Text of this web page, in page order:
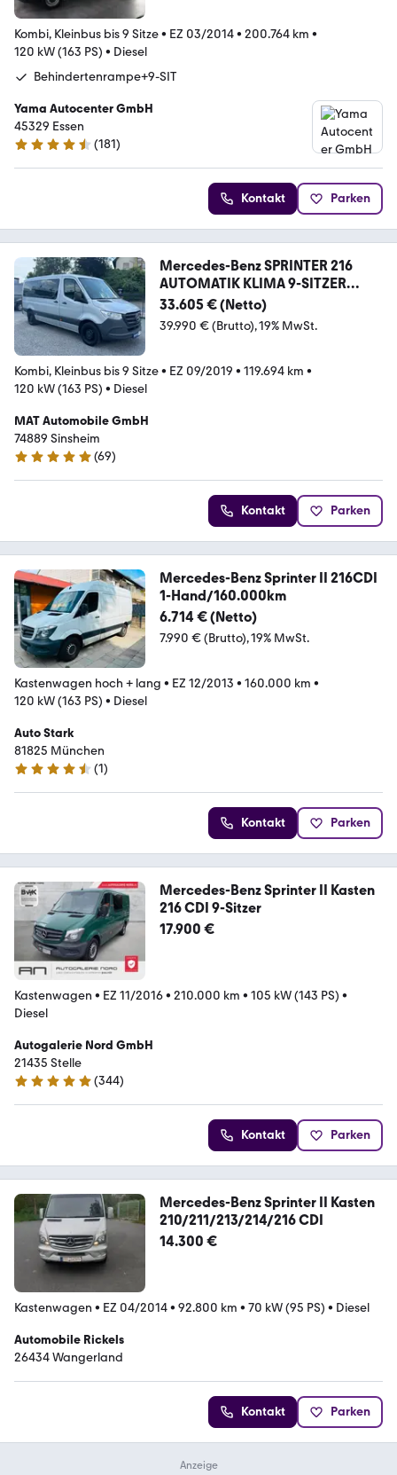
Kombi, Kleinbus bis 9 Sitze• EZ 03/2014• 200.764 km •
120 kW (163 PS) • Diesel
Behindertenrampe+9-SIT
Yama Autocenter GmbH
45329 Essen
4.7 Sterne
(181)
Kontakt Parken
Mercedes-Benz SPRINTER 216
AUTOMATIK KLIMA 9-SITZER
ISOFIX ASR
33.605 € (Netto)
39.990 € (Brutto) 19% MwSt.
Kombi, Kleinbus bis 9 Sitze• EZ 09/2019 • 119.694 km •
120 kW (163 PS) • Diesel
MAT Automobile GmbH
74889 Sinsheim
4.9 Sterne
(69)
Kontakt Parken
Mercedes-Benz Sprinter II 216CDI
1-Hand/160.000km
6.714 € (Netto)
7.990 € (Brutto) 19% MwSt.
Kastenwagen hoch + lang • EZ 12/2013 • 160.000 km •
120 kW (163 PS) • Diesel
Auto Stark
81825 München
4.3 Sterne
(1)
Kontakt Parken
Mercedes-Benz Sprinter II Kasten
216 CDI 9-Sitzer
17.900 €
Kastenwagen • EZ 11/2016• 210.000 km • 105 kW (143 PS) •
Diesel
Autogalerie Nord GmbH
21435 Stelle
4.8 Sterne
(344)
Kontakt Parken
Mercedes-Benz Sprinter II Kasten
210/211/213/214/216 CDI
14.300 €
Kastenwagen • EZ 04/2014• 92.800 km • 70 kW (95 PS) • Diesel
Automobile Rickels
26434 Wangerland
Kontakt Parken